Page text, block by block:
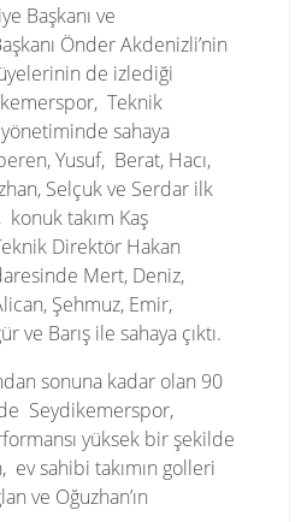
Başkanı ve
Önder Akdenizli’nin
de izlediği
Teknik
sahaya
Yusuf, Berat, Hacı,
Selçuk ve Serdar ilk
takım Kaş
Direktör Hakan
Mert, Deniz,
Şehmuz, Emir,
ve Barış ile sahaya çıktı.
sonuna kadar olan 90
Seydikemerspor,
yüksek bir şekilde
sahibi takımın golleri
ve Oğuzhan’ın